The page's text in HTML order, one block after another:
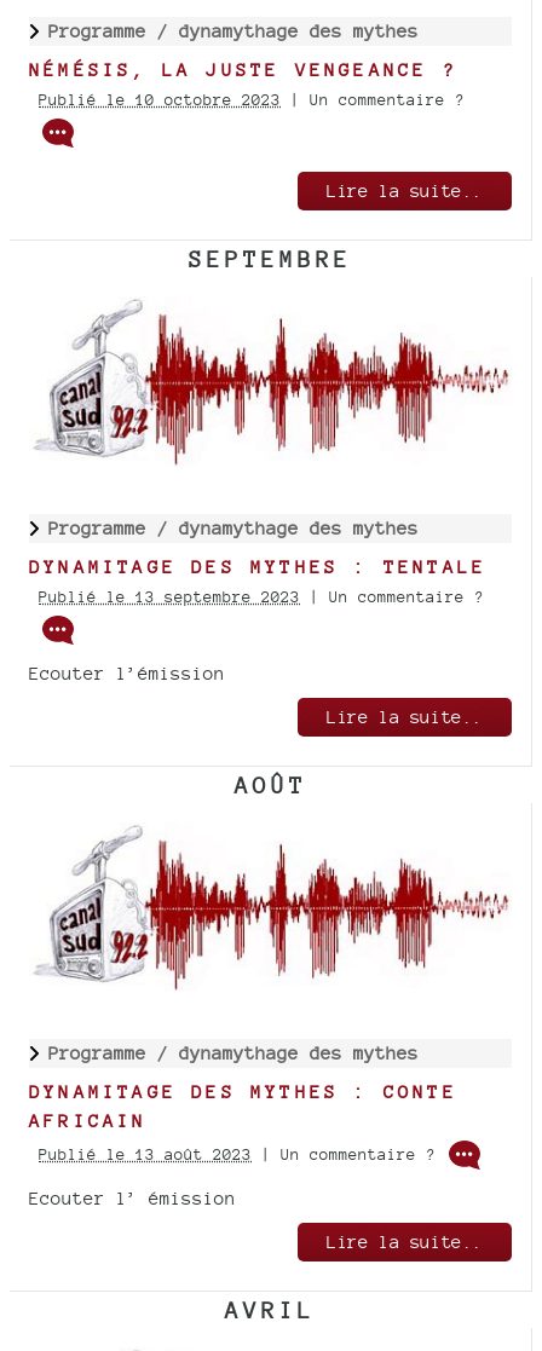
Programme / dynamythage des mythes
NÉMÉSIS, LA JUSTE VENGEANCE ?
Publié le 10 octobre 2023 | Un commentaire ?
Lire la suite..
SEPTEMBRE
Programme / dynamythage des mythes
DYNAMITAGE DES MYTHES : TENTALE
Publié le 13 septembre 2023 | Un commentaire ?
Ecouter l’émission
Lire la suite..
AOÛT
Programme / dynamythage des mythes
DYNAMITAGE DES MYTHES : CONTE
AFRICAIN
Publié le 13 août 2023 | Un commentaire ?
Ecouter l’ émission
Lire la suite..
AVRIL